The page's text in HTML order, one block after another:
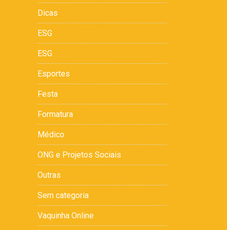
Dicas
ESG
ESG
Esportes
Festa
Formatura
Médico
ONG e Projetos Sociais
Outras
Sem categoria
Vaquinha Online